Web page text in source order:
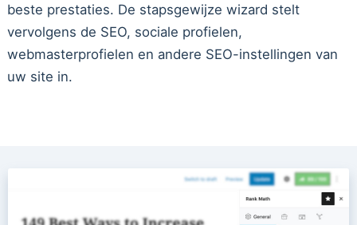
beste prestaties. De stapsgewijze wizard stelt
vervolgens de SEO, sociale profielen,
webmasterprofielen en andere SEO-instellingen van
uw site in.